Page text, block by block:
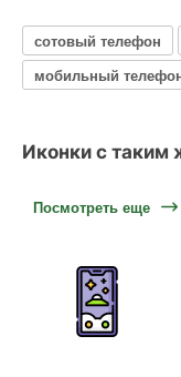
сотовый телефон
мобильный
Иконки с таким
Посмотреть еще